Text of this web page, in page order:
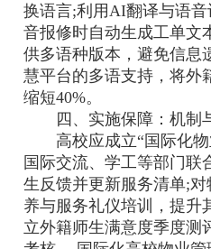
换语言;利用AI翻译与语
音报修时自动生成工单文
供多语种版本，避免信息
慧平台的多语支持，将外
缩短40%。
四、实施保障：机制
高校应成立“国际化物
国际交流、学工等部门联
生反馈并更新服务清单;
养与服务礼仪培训，提升
立外籍师生满意度季度测